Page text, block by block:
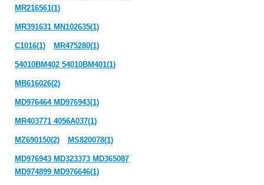
MR216561(1)
MR391631 MN102635(1)
C1016(1) MR475280(1)
54010BM402 54010BM401(1)
MB616026(2)
MD976464 MD976943(1)
MR403771 4056A037(1)
MZ690150(2) MS820078(1)
MD976943 MD323373 MD365087
MD974899 MD976646(1)